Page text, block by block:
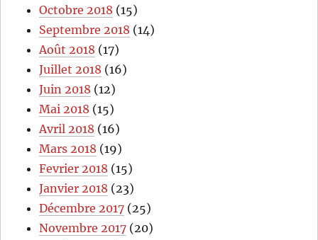
Octobre 2018 (15)
Septembre 2018 (14)
Août 2018 (17)
Juillet 2018 (16)
Juin 2018 (12)
Mai 2018 (15)
Avril 2018 (16)
Mars 2018 (19)
Fevrier 2018 (15)
Janvier 2018 (23)
Décembre 2017 (25)
Novembre 2017 (20)